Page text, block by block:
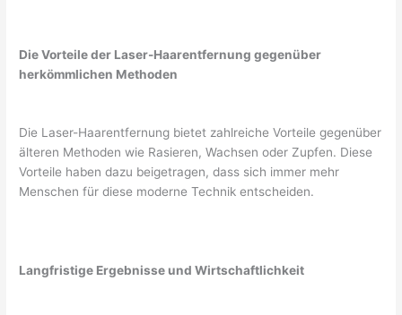
Die Vorteile der Laser-Haarentfernung gegenüber
herkömmlichen Methoden
Die Laser-Haarentfernung bietet zahlreiche Vorteile gegenüber
älteren Methoden wie Rasieren, Wachsen oder Zupfen. Diese
Vorteile haben dazu beigetragen, dass sich immer mehr
Menschen für diese moderne Technik entscheiden.
Langfristige Ergebnisse und Wirtschaftlichkeit